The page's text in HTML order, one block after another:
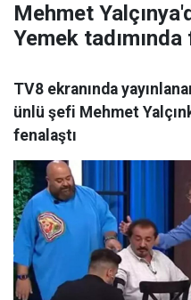
Mehmet
Yemek tadımında
TV8 ekranında
ünlü şefi Mehmet
fenalaştı